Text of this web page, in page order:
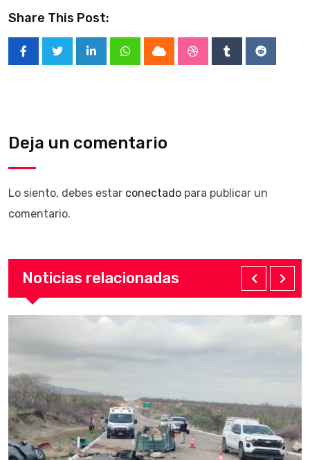
Share This Post:
LinkedInWhatsappCloud StumbleUpon
TumblrReddit
Deja un comentario
Lo siento, debes estar conectado para publicar un
comentario.
Noticias relacionadas